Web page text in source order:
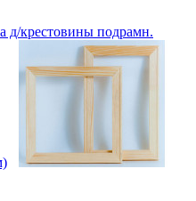
д/крестовины подрамн.